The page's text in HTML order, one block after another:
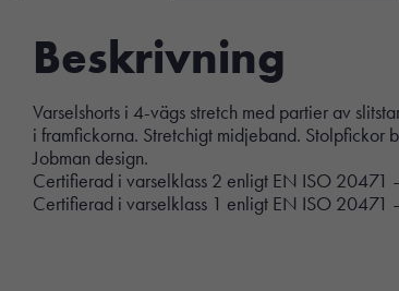
Beskrivning
Varselshorts i 4-vägs stretch med partier av
i framfickorna. Stretchigt midjeband. Stolpfickor
Jobman design.
Certifierad i varselklass 2 enligt EN ISO 20471
Certifierad i varselklass 1 enligt EN ISO 20471